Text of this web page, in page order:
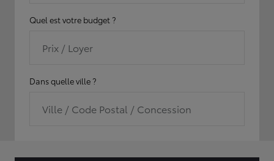
Quel est votre budget ?
Prix / Loyer
Dans quelle ville ?
Ville / Code Postal / Concession